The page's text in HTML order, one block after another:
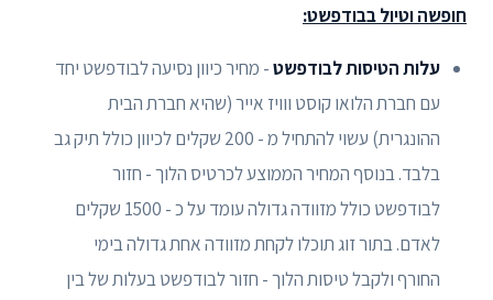
חופשה וטיול בבודפשט:
עלות הטיסות לבודפשט- מחיר כיוון נסיעה לבודפשט יחד
עם חברת הלואו קוסט ווויז אייר (שהיא חברת הבית
ההונגרית) עשוי להתחיל מ - 200 שקלים לכיוון כולל תיק גב
בלבד. בנוסף המחיר הממוצע לכרטיס הלוך - חזור
לבודפשט כולל מזוודה גדולה עומד על כ - 1500 שקלים
לאדם. בתור זוג תוכלו לקחת מזוודה אחת גדולה בימי
החורף ולקבל טיסות הלוך - חזור לבודפשט בעלות של בין